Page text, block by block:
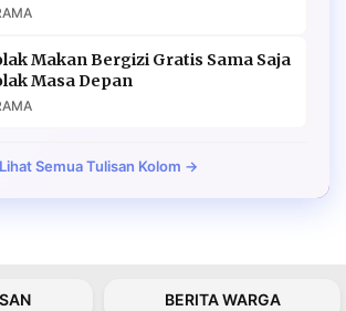
Makan Bergizi Gratis Sama Saja
Masa Depan
Lihat Semua Tulisan Kolom →
BERITA WARGA